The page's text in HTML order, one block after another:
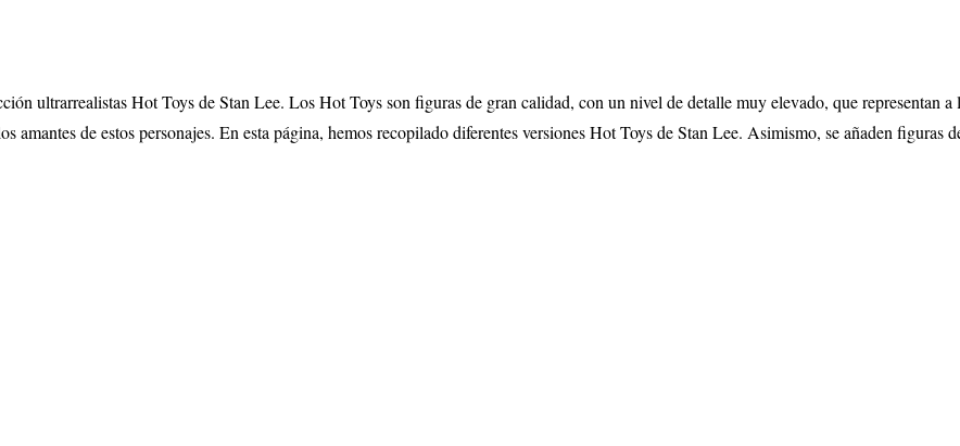
ultrarrealistas Hot Toys de Stan Lee. Los Hot Toys son figuras de gran calidad, con un nivel de detalle muy elevado, que
de estos personajes. En esta página, hemos recopilado diferentes versiones Hot Toys de Stan Lee. Asimismo, se añaden figuras